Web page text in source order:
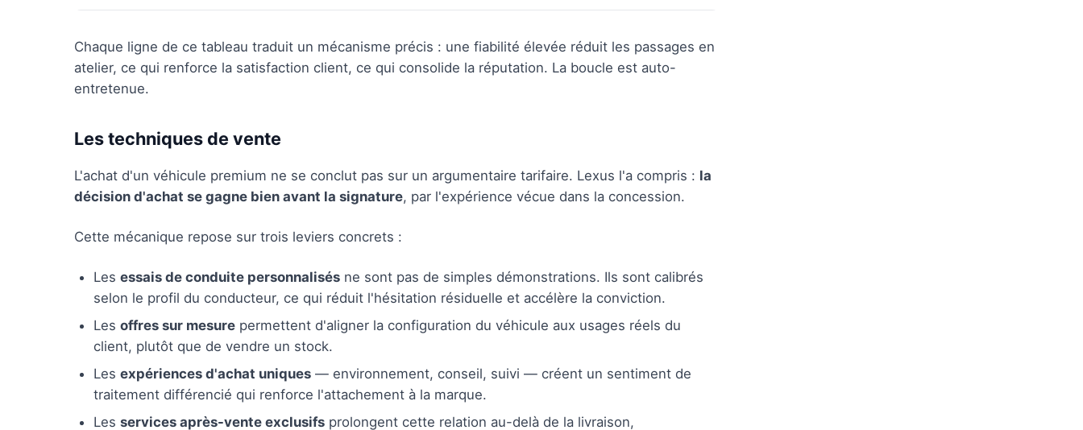
Chaque ligne de ce tableau traduit un mécanisme précis : une fiabilité élevée réduit les passages en
atelier, ce qui renforce la satisfaction client, ce qui consolide la réputation. La boucle est auto-
entretenue.
Les techniques de vente
L'achat d'un véhicule premium ne se conclut pas sur un argumentaire tarifaire. Lexus l'a compris : la
décision d'achat se gagne bien avant la signature, par l'expérience vécue dans la concession.
Cette mécanique repose sur trois leviers concrets :
Les essais de conduite personnalisés ne sont pas de simples démonstrations. Ils sont calibrés
selon le profil du conducteur, ce qui réduit l'hésitation résiduelle et accélère la conviction.
Les offres sur mesure permettent d'aligner la configuration du véhicule aux usages réels du
client, plutôt que de vendre un stock.
Les expériences d'achat uniques — environnement, conseil, suivi — créent un sentiment de
traitement différencié qui renforce l'attachement à la marque.
Les services après-vente exclusifs prolongent cette relation au-delà de la livraison,